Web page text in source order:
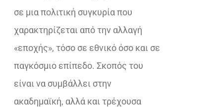
σε μια πολιτική συγκυρία που
χαρακτηρίζεται από την αλλαγή
«εποχής», τόσο σε εθνικό όσο και σε
παγκόσμιο επίπεδο. Σκοπός του
είναι να συμβάλλει στην
ακαδημαϊκή, αλλά και τρέχουσα